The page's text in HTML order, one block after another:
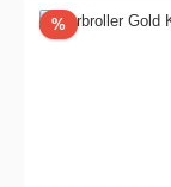
%Rabatt